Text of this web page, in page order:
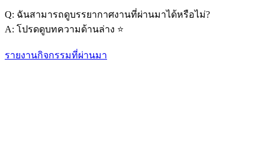
Q: ฉันสามารถดูบรรยากาศงานที่ผ่านมาได้หรือไม่?
A: โปรดดูบทความด้านล่าง ⭐️
รายงานกิจกรรมที่ผ่านมา